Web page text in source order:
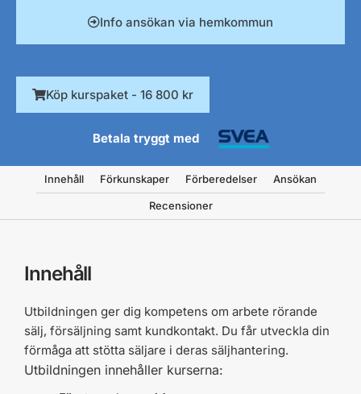
Info ansökan via hemkommun
Köp kurspaket - 16 800 kr
Betala tryggt med
Innehåll Förkunskaper Förberedelser Ansökan
Recensioner
Innehåll
Utbildningen ger dig kompetens om arbete rörande
sälj, försäljning samt kundkontakt. Du får utveckla din
förmåga att stötta säljare i deras säljhantering.
Utbildningen innehåller kurserna: